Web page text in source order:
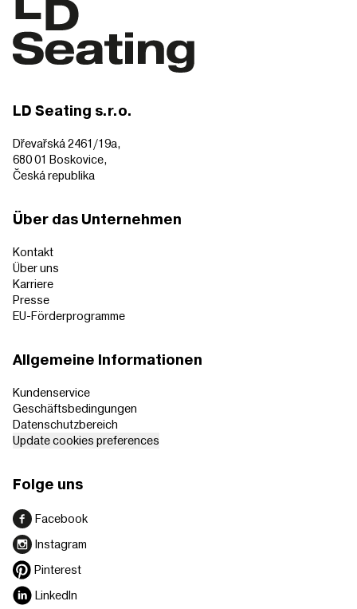
LD Seating s.r.o.
Dřevařská 2461/19a,
680 01 Boskovice,
Česká republika
Über das Unternehmen
Kontakt
Über uns
Karriere
Presse
EU-Förderprogramme
Allgemeine Informationen
Kundenservice
Geschäftsbedingungen
Datenschutzbereich
Update cookies preferences
Folge uns
Facebook
Instagram
Pinterest
LinkedIn